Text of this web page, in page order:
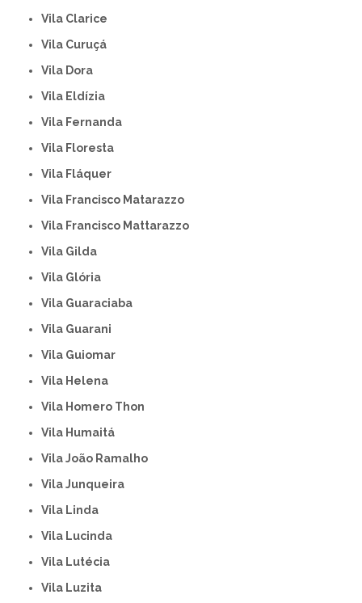
Vila Clarice
Vila Curuçá
Vila Dora
Vila Eldízia
Vila Fernanda
Vila Floresta
Vila Fláquer
Vila Francisco Matarazzo
Vila Francisco Mattarazzo
Vila Gilda
Vila Glória
Vila Guaraciaba
Vila Guarani
Vila Guiomar
Vila Helena
Vila Homero Thon
Vila Humaitá
Vila João Ramalho
Vila Junqueira
Vila Linda
Vila Lucinda
Vila Lutécia
Vila Luzita